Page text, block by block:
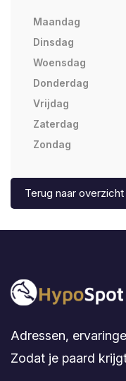
Maandag
Dinsdag
Woensdag
Donderdag
Vrijdag
Zaterdag
Zondag
Terug naar overzicht
Adressen,
Zodat je paard